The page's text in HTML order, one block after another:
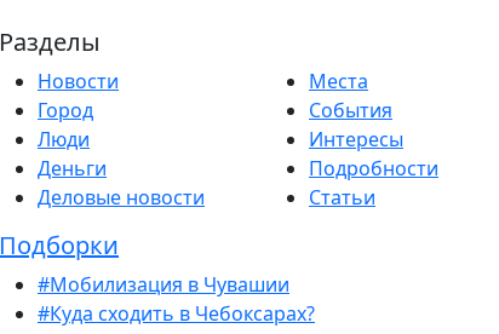
Разделы
Новости
Город
Люди
Деньги
Деловые новости
Места
События
Интересы
Подробности
Статьи
Подборки
#Мобилизация в Чувашии
#Куда сходить в Чебоксарах?